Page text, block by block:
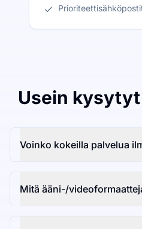
Usein
Voinko kokeilla palvelua
Mitä ääni-/